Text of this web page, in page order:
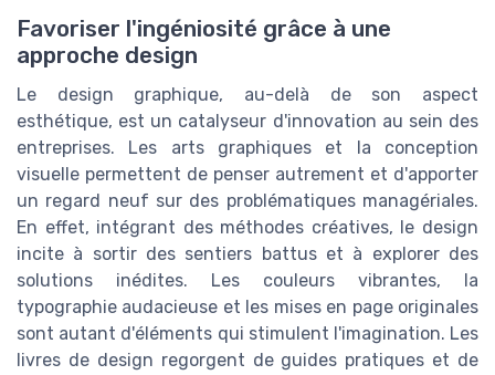
Favoriser l'ingéniosité grâce à une
approche design
Le design graphique, au-delà de son aspect
esthétique, est un catalyseur d'innovation au sein des
entreprises. Les arts graphiques et la conception
visuelle permettent de penser autrement et d'apporter
un regard neuf sur des problématiques managériales.
En effet, intégrant des méthodes créatives, le design
incite à sortir des sentiers battus et à explorer des
solutions inédites. Les couleurs vibrantes, la
typographie audacieuse et les mises en page originales
sont autant d'éléments qui stimulent l'imagination. Les
livres de design regorgent de guides pratiques et de